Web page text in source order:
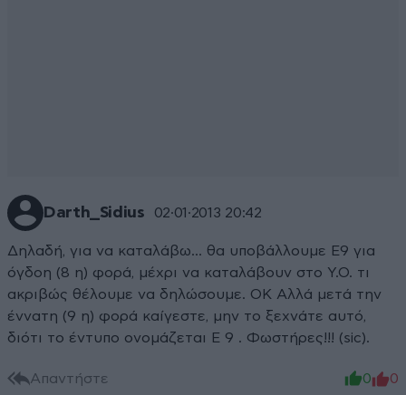
Darth_Sidius 02·01·2013 20:42
Δηλαδή, για να καταλάβω... θα υποβάλλουμε Ε9 για
όγδοη (8 η) φορά, μέχρι να καταλάβουν στο Υ.Ο. τι
ακριβώς θέλουμε να δηλώσουμε. ΟΚ Αλλά μετά την
έννατη (9 η) φορά καίγεστε, μην το ξεχνάτε αυτό,
διότι το έντυπο ονομάζεται Ε 9 . Φωστήρες!!! (sic).
Απαντήστε 0 0